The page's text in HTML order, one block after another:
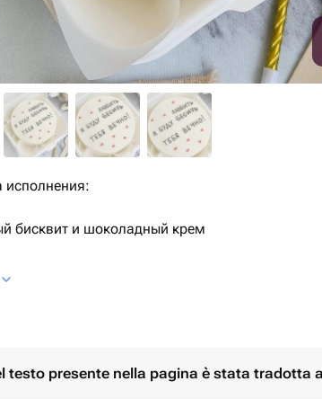
исполнения:
бисквит и шоколадный крем
ванильный крем.
testo presente nella pagina è stata tradotta